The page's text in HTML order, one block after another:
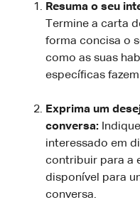
Resuma o seu
Termine a carta
forma concisa o
como as suas
específicas
Exprima um
conversa:
interessado em
contribuir para a
disponível para
conversa.